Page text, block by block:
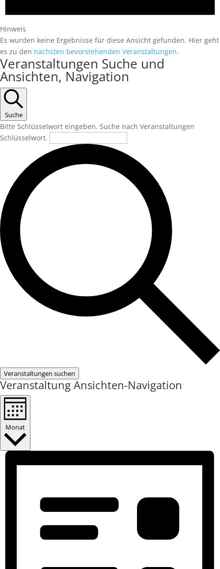
Hinweis
Es wurden keine Ergebnisse für diese Ansicht gefunden. Hier geht
es zu den nächsten bevorstehenden Veranstaltungen.
Veranstaltungen Suche und
Ansichten, Navigation
Suche
Bitte Schlüsselwort eingeben. Suche nach Veranstaltungen
Schlüsselwort.
Veranstaltungen suchen
Veranstaltung Ansichten-Navigation
Monat